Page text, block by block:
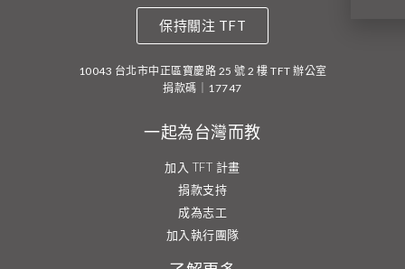
保持關注 TFT
10043 台北市中正區寶慶路 25 號 2 樓 TFT 辦公室
捐款碼｜17747
一起為台灣而教
加入 TFT 計畫
捐款支持
成為志工
加入執行團隊